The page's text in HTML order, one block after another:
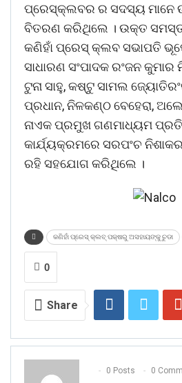
ପ୍ରେସ୍କ୍ଲବର ର ସଦସ୍ୟ ମାନେ
ବିତରଣ କରିଥିଲେ । ଉକ୍ତ
କଣିହାଁ ପ୍ରେସ୍ କ୍ଲବ ସଭାପତି
ସାଧାରଣ ସଂପାଦକ ରଂଜନ
ଟୁନା ସାହୁ, କଷ୍ଟୁ ସାମଲ
ପ୍ରଧାନ, ନିଳକଣ୍ଠ ବେହେରା,
ନାଏକ ପ୍ରମୁଖ ଗଣମାଧ୍ୟମ
କାର୍ଯ୍ୟକ୍ରମରେ ସରପଂଚ
ରହି ସହଯୋଗ କରିଥିଲେ ।
କଣିହାଁ ପ୍ରେସ୍ କ୍ଲବ୍ ପକ୍ଷରୁ ଅସହାୟଙ୍କୁ ଚୁଡା
0
Share
0 Posts 0